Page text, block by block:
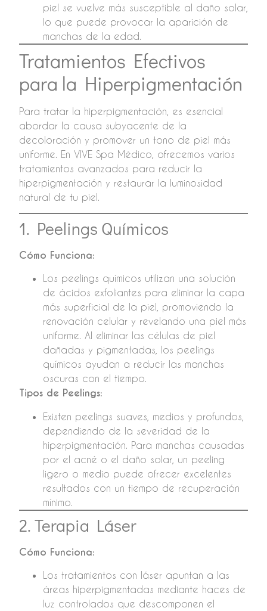
piel se vuelve más susceptible al daño solar,
lo que puede provocar la aparición de
manchas de la edad.
Tratamientos Efectivos
para la Hiperpigmentación
Para tratar la hiperpigmentación, es esencial
abordar la causa subyacente de la
decoloración y promover un tono de piel más
uniforme. En VIVE Spa Médico, ofrecemos varios
tratamientos avanzados para reducir la
hiperpigmentación y restaurar la luminosidad
natural de tu piel.
1. Peelings Químicos
Cómo Funciona:
Los peelings químicos utilizan una solución
de ácidos exfoliantes para eliminar la capa
más superficial de la piel, promoviendo la
renovación celular y revelando una piel más
uniforme. Al eliminar las células de piel
dañadas y pigmentadas, los peelings
químicos ayudan a reducir las manchas
oscuras con el tiempo.
Tipos de Peelings:
Existen peelings suaves, medios y profundos,
dependiendo de la severidad de la
hiperpigmentación. Para manchas causadas
por el acné o el daño solar, un peeling
ligero o medio puede ofrecer excelentes
resultados con un tiempo de recuperación
mínimo.
2. Terapia Láser
Cómo Funciona:
Los tratamientos con láser apuntan a las
áreas hiperpigmentadas mediante haces de
luz controlados que descomponen el